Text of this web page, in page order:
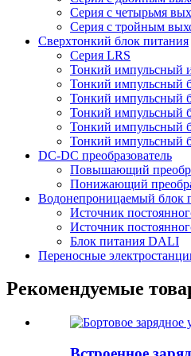
Серия с четырьмя
Серия с тройным
Сверхтонкий блок питания
Серия LRS
Тонкий импульсный
Тонкий импульсный
Тонкий импульсный
Тонкий импульсный
Тонкий импульсный
Тонкий импульсный
DC-DC преобразователь
Повышающий
Понижающий
Водонепроницаемый блок
Источник
Источник
Блок питания DALI
Переносные
Рекомендуемые